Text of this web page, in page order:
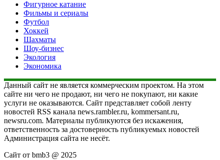
Фигурное катание
Фильмы и сериалы
Футбол
Хоккей
Шахматы
Шоу-бизнес
Экология
Экономика
Данный сайт не является коммерческим проектом. На этом
сайте ни чего не продают, ни чего не покупают, ни какие
услуги не оказываются. Сайт представляет собой ленту
новостей RSS канала news.rambler.ru, kommersant.ru,
newsru.com. Материалы публикуются без искажения,
ответственность за достоверность публикуемых новостей
Администрация сайта не несёт.
Сайт от bmb3 @ 2025